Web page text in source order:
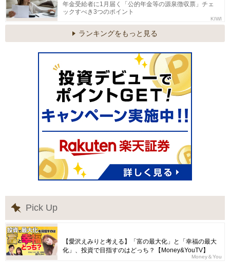
年金受給者に1月届く「公的年金等の源泉徴収票」チェ
ックすべき3つのポイント
KIWI
ランキングをもっと見る
Pick Up
【愛沢えみりと考える】「富の最大化」と「幸福の最大
化」、投資で目指すのはどっち？【Money&YouTV】
Money＆You